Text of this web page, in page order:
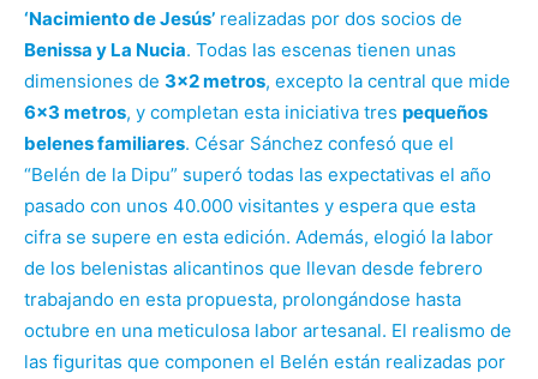
‘Nacimiento de Jesús’ realizadas por dos socios de
Benissa y La Nucia. Todas las escenas tienen unas
dimensiones de 3×2 metros, excepto la central que mide
6×3 metros, y completan esta iniciativa tres pequeños
belenes familiares. César Sánchez confesó que el
“Belén de la Dipu” superó todas las expectativas el año
pasado con unos 40.000 visitantes y espera que esta
cifra se supere en esta edición. Además, elogió la labor
de los belenistas alicantinos que llevan desde febrero
trabajando en esta propuesta, prolongándose hasta
octubre en una meticulosa labor artesanal. El realismo de
las figuritas que componen el Belén están realizadas por